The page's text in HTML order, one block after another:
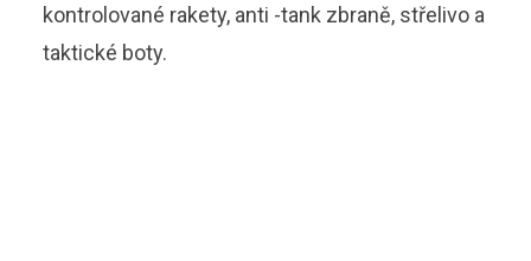
kontrolované rakety, anti -tank zbraně, střelivo a
taktické boty.